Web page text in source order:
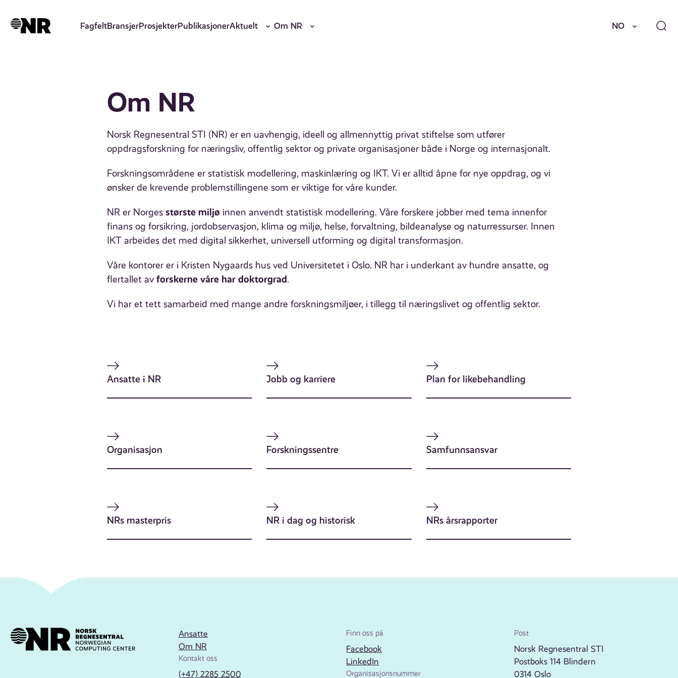
hovedinnhold
FagfeltBransjerProsjekterPublikasjonerAktuelt Om NR NO
Om NR
Norsk Regnesentral STI (NR) er en uavhengig, ideell og allmennyttig privat stiftelse som utfører
oppdragsforskning for næringsliv, offentlig sektor og private organisasjoner både i Norge og internasjonalt.
Forskningsområdene er statistisk modellering, maskinlæring og IKT. Vi er alltid åpne for nye oppdrag, og vi
ønsker de krevende problemstillingene som er viktige for våre kunder.
NR er Norges største miljø innen anvendt statistisk modellering. Våre forskere jobber med tema innenfor
finans og forsikring, jordobservasjon, klima og miljø, helse, forvaltning, bildeanalyse og naturressurser. Innen
IKT arbeides det med digital sikkerhet, universell utforming og digital transformasjon.
Våre kontorer er i Kristen Nygaards hus ved Universitetet i Oslo. NR har i underkant av hundre ansatte, og
flertallet av forskerne våre har doktorgrad.
Vi har et tett samarbeid med mange andre forskningsmiljøer, i tillegg til næringslivet og offentlig sektor.
Ansatte i NR Jobb og karriere Plan for likebehandling
Organisasjon Forskningssentre Samfunnsansvar
NRs masterpris NR i dag og historisk NRs årsrapporter
Ansatte
Om NR
Kontakt oss
(+47) 2285 2500
Finn oss på
Facebook
LinkedIn
Organisasjonsnummer
Post
Norsk Regnesentral STI
Postboks 114 Blindern
0314 Oslo